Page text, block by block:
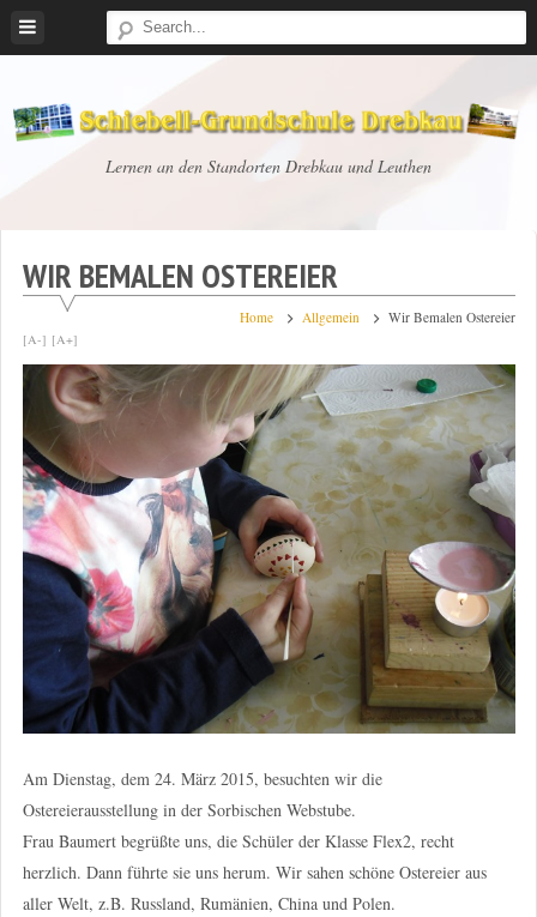
Skip
Schiebell-
Drebkau
Lernen an den Standorten Drebkau und Leuthen
WIR BEMALEN OSTEREIER
Home Allgemein Wir Bemalen Ostereier
[A-] [A+]
Am Dienstag, dem 24. März 2015, besuchten wir die
Ostereierausstellung in der Sorbischen Webstube.
Frau Baumert begrüßte uns, die Schüler der Klasse Flex2, recht
herzlich. Dann führte sie uns herum. Wir sahen schöne Ostereier aus
aller Welt, z.B. Russland, Rumänien, China und Polen.